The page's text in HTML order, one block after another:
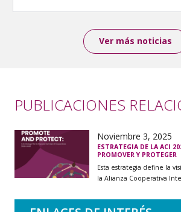
Ver más noticias
PUBLICACIONES
Noviembre 3, 2025
ESTRATEGIA DE LA ACI
PROMOVER Y PROTEGER
Esta estrategia define la
la Alianza Cooperativa